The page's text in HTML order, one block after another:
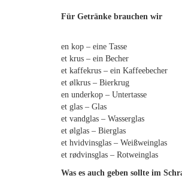
Für Getränke brauchen wir
en kop – eine Tasse
et krus – ein Becher
et kaffekrus – ein Kaffeebecher
et ølkrus – Bierkrug
en underkop – Untertasse
et glas – Glas
et vandglas – Wasserglas
et ølglas – Bierglas
et hvidvinsglas – Weißweinglas
et rødvinsglas – Rotweinglas
Was es auch geben sollte im